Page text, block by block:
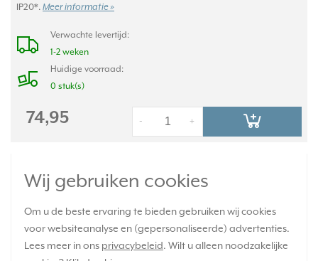
Wij gebruiken cookies
Om u de beste ervaring te bieden gebruiken wij cookies
voor websiteanalyse en (gepersonaliseerde) advertenties.
Lees meer in ons privacybeleid. Wilt u alleen noodzakelijke
IP20*. Meer informatie »
Verwachte levertijd:
1-2 weken
Huidige voorraad:
0 stuk(s)
74,95 +
-
standaard IP44 A-range alpine wit (A 17180
WU WW)